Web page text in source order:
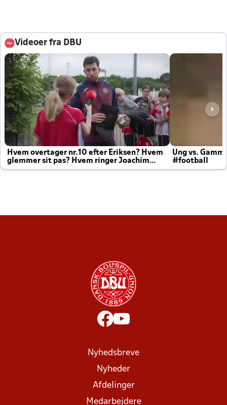
Videoer fra DBU
Hvem overtager nr.10 efter Eriksen? Hvem
glemmer sit pas? Hvem ringer Joachim
altid til efter kampe?
Ung vs.
#football
Nyhedsbreve
Nyheder
Afdelinger
Medarbejdere